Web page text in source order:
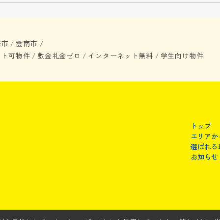
/ 雲南市 /
可物件 / 敷金礼金ゼロ / インターネット無料 / 学生向け物件
トップ
エリア
選ばれる
お知らせ